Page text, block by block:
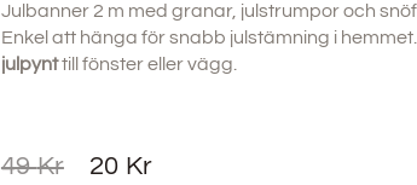
Julbanner 2 m med granar, julstrumpor och
Enkel att hänga för snabb julstämning i hemmet.
julpynttill fönster eller vägg.
49Kr 20 Kr